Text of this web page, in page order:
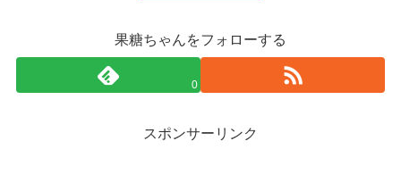
果糖ちゃんをフォローする
0
スポンサーリンク